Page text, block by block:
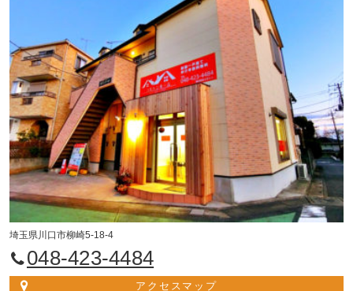
埼玉県川口市柳崎5-18-4
048-423-4484
アクセスマップ